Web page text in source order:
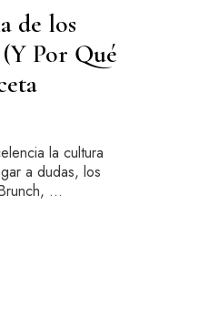
de los
Por Qué
la cultura
a dudas, los
…